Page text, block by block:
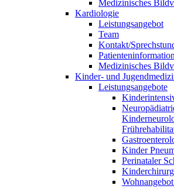
Medizinisches
Kardiologie
Leistungsangebot
Team
Kontakt/
Medizinisches
Kinder- und
Leistungsangebote
Kinder
Perinataler